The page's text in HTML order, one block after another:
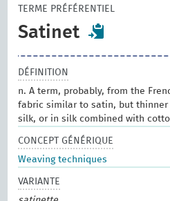
TERME PRÉFÉRENTIEL
Satinet
DÉFINITION
n. A term, probably, from the
fabric similar to satin, but thinner
silk, or in silk combined with
CONCEPT GÉNÉRIQUE
Weaving techniques
VARIANTE